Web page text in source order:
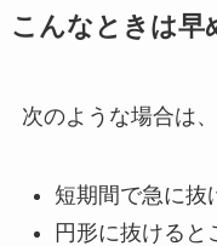
こんなときは早
次のような場合は
短期間で急に抜
円形に抜けると